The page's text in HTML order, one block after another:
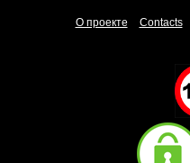
О проекте Contacts